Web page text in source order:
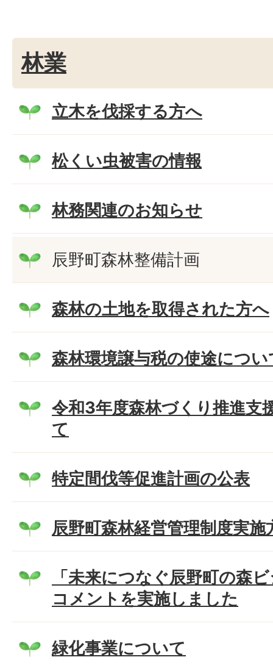
林業
立木を伐採する方へ
松くい虫被害の情報
林務関連のお知らせ
辰野町森林整備計画
森林の土地を取得された方へ
森林環境譲与税の使途につい
令和3年度森林づくり推進支
て
特定間伐等促進計画の公表
辰野町森林経営管理制度実施
「未来につなぐ辰野町の森
コメントを実施しました
緑化事業について